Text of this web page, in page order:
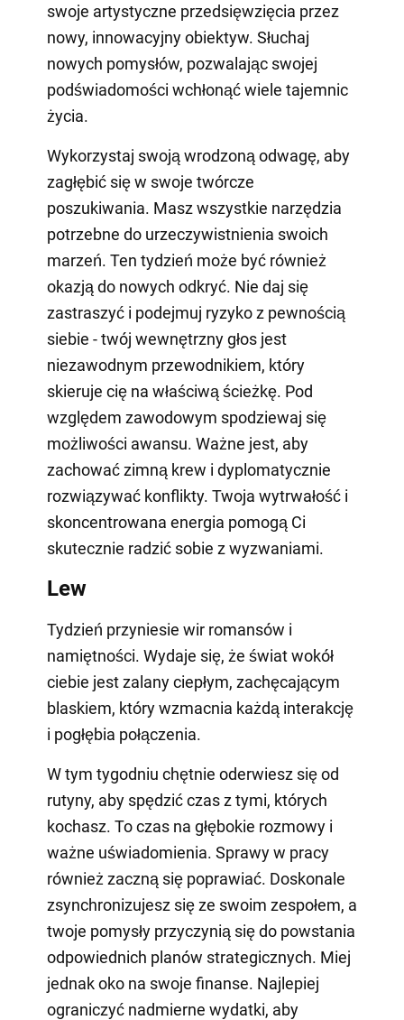
swoje artystyczne przedsięwzięcia przez
nowy, innowacyjny obiektyw. Słuchaj
nowych pomysłów, pozwalając swojej
podświadomości wchłonąć wiele tajemnic
życia.
Wykorzystaj swoją wrodzoną odwagę, aby
zagłębić się w swoje twórcze
poszukiwania. Masz wszystkie narzędzia
potrzebne do urzeczywistnienia swoich
marzeń. Ten tydzień może być również
okazją do nowych odkryć. Nie daj się
zastraszyć i podejmuj ryzyko z pewnością
siebie - twój wewnętrzny głos jest
niezawodnym przewodnikiem, który
skieruje cię na właściwą ścieżkę. Pod
względem zawodowym spodziewaj się
możliwości awansu. Ważne jest, aby
zachować zimną krew i dyplomatycznie
rozwiązywać konflikty. Twoja wytrwałość i
skoncentrowana energia pomogą Ci
skutecznie radzić sobie z wyzwaniami.
Lew
Tydzień przyniesie wir romansów i
namiętności. Wydaje się, że świat wokół
ciebie jest zalany ciepłym, zachęcającym
blaskiem, który wzmacnia każdą interakcję
i pogłębia połączenia.
W tym tygodniu chętnie oderwiesz się od
rutyny, aby spędzić czas z tymi, których
kochasz. To czas na głębokie rozmowy i
ważne uświadomienia. Sprawy w pracy
również zaczną się poprawiać. Doskonale
zsynchronizujesz się ze swoim zespołem, a
twoje pomysły przyczynią się do powstania
odpowiednich planów strategicznych. Miej
jednak oko na swoje finanse. Najlepiej
ograniczyć nadmierne wydatki, aby